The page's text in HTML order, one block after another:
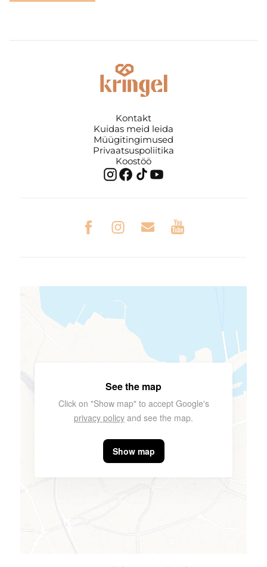
Kontakt
Kuidas meid leida
Müügitingimused
Privaatsuspoliitika
Koostöö
See the map
Click on "Show map" to accept Google's
privacy policy and see the map.
Show map